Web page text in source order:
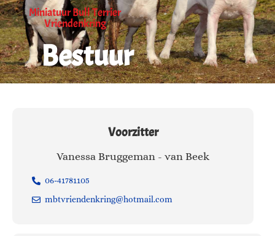
Miniatuur Bull Terrier
Vriendenkring
Bestuur
Voorzitter
Vanessa Bruggeman - van Beek
06-41781105
mbtvriendenkring@hotmail.com